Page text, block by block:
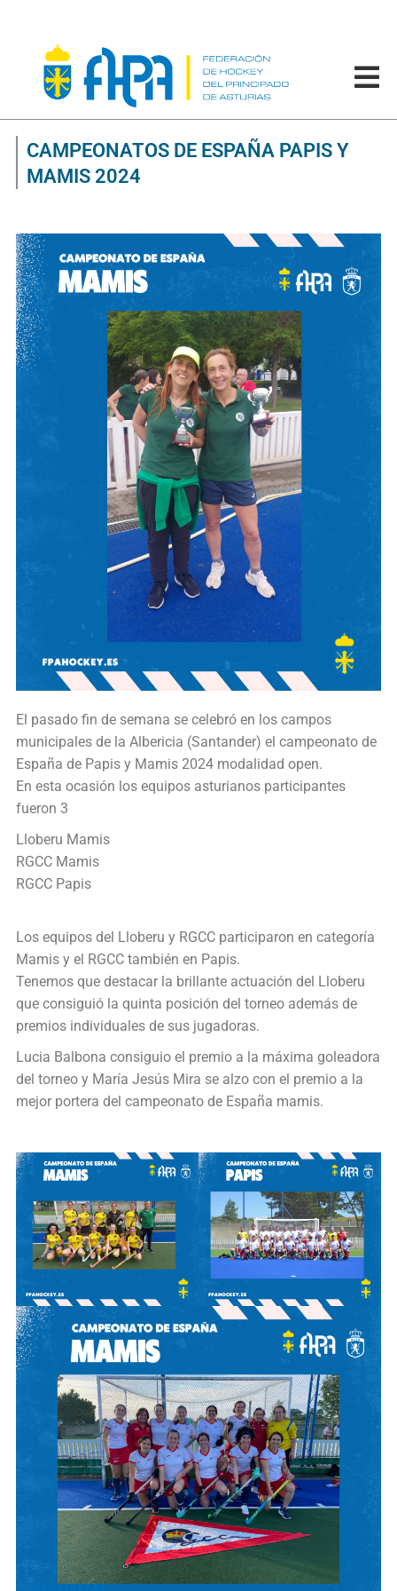
CAMPEONATOS DE ESPAÑA PAPIS Y
MAMIS 2024
El pasado fin de semana se celebró en los campos
municipales de la Albericia (Santander) el campeonato de
España de Papis y Mamis 2024 modalidad open.
En esta ocasión los equipos asturianos participantes
fueron 3
Lloberu Mamis
RGCC Mamis
RGCC Papis
Los equipos del Lloberu y RGCC participaron en categoría
Mamis y el RGCC también en Papis.
Tenemos que destacar la brillante actuación del Lloberu
que consiguió la quinta posición del torneo además de
premios individuales de sus jugadoras.
Lucia Balbona consiguio el premio a la máxima goleadora
del torneo y María Jesús Mira se alzo con el premio a la
mejor portera del campeonato de España mamis.